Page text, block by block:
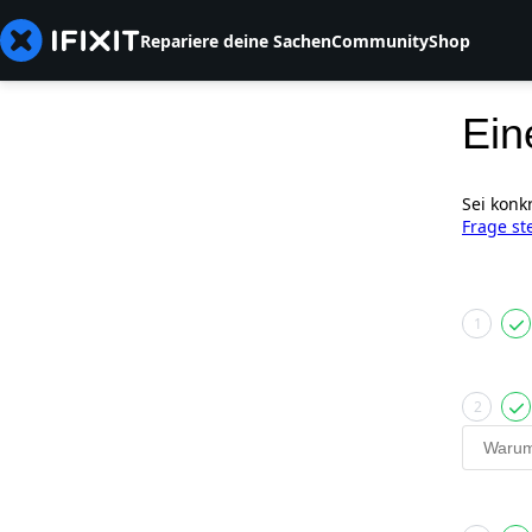
Repariere deine SachenCommunityShop
Sei
Frage
1
2